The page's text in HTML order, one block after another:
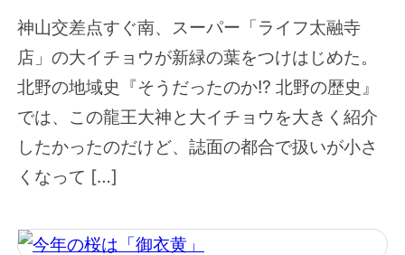
神山交差点すぐ南、スーパー「ライフ太融寺
店」の大イチョウが新緑の葉をつけはじめた。
北野の地域史『そうだったのか!? 北野の歴史』
では、この龍王大神と大イチョウを大きく紹介
したかったのだけど、誌面の都合で扱いが小さ
くなって […]